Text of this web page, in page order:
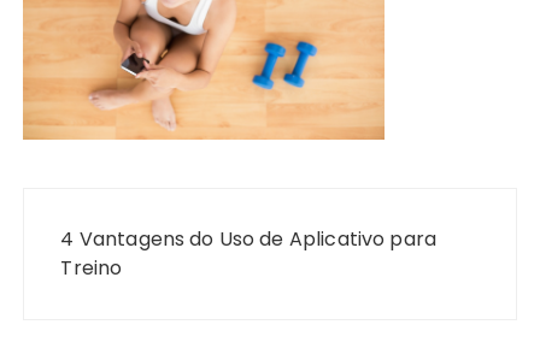
Post
4 Vantagens do Uso de Aplicativo para
Treino